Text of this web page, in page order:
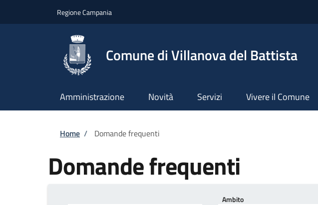
Regione Campania
Comune di Villanova del Battista
Amministrazione Novità Servizi Vivere il Comune
Briciole di pane
Home / Domande frequenti
Domande frequenti
Ambito